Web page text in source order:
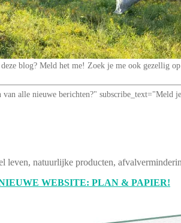
blog? Meld het me! Zoek je me ook gezellig
alle nieuwe berichten?"
leven, natuurlijke producten,
WEBSITE: PLAN & PAPIER!